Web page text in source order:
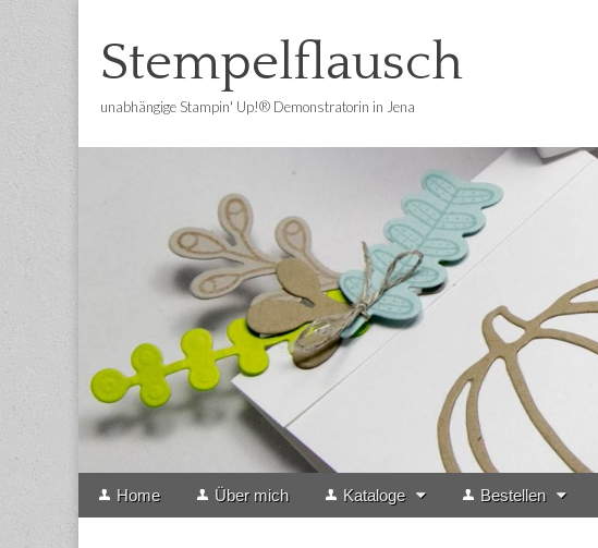
Stempelflausch
unabhängige Stampin' Up!® Demonstratorin in Jena
Main
Skip
Home Über mich Kataloge Bestellen